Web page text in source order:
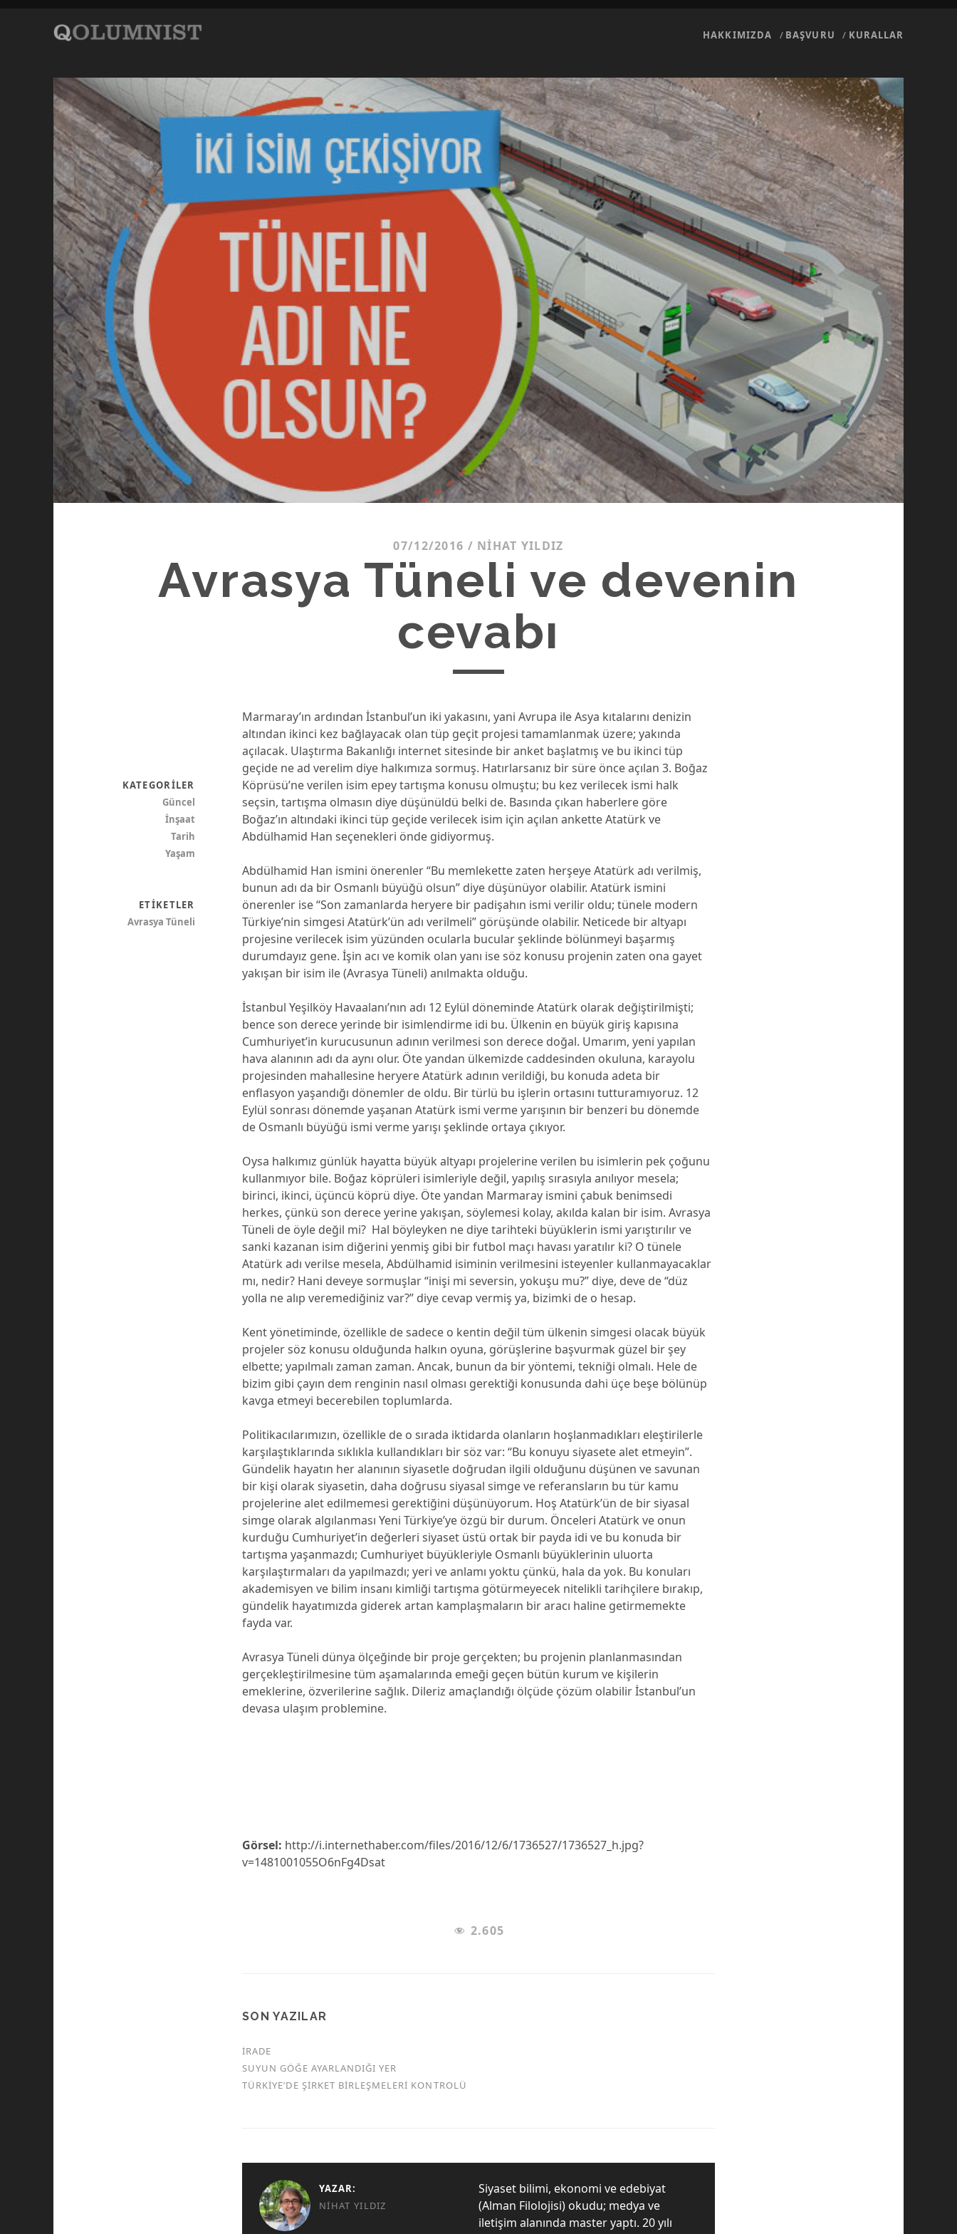
HAKKIMIZDA BAŞVURU KURALLAR
07/12/2016 / NIHAT YILDIZ
Avrasya Tüneli ve devenin
cevabı
Marmaray’ın ardından İstanbul’un iki yakasını, yani Avrupa ile Asya kıtalarını denizin
altından ikinci kez bağlayacak olan tüp geçit projesi tamamlanmak üzere; yakında
açılacak. Ulaştırma Bakanlığı internet sitesinde bir anket başlatmış ve bu ikinci tüp
geçide ne ad verelim diye halkımıza sormuş. Hatırlarsanız bir süre önce açılan 3. Boğaz
Köprüsü’ne verilen isim epey tartışma konusu olmuştu; bu kez verilecek ismi halk
seçsin, tartışma olmasın diye düşünüldü belki de. Basında çıkan haberlere göre
Boğaz’ın altındaki ikinci tüp geçide verilecek isim için açılan ankette Atatürk ve
Abdülhamid Han seçenekleri önde gidiyormuş.
Abdülhamid Han ismini önerenler “Bu memlekette zaten herşeye Atatürk adı verilmiş,
bunun adı da bir Osmanlı büyüğü olsun” diye düşünüyor olabilir. Atatürk ismini
önerenler ise “Son zamanlarda heryere bir padişahın ismi verilir oldu; tünele modern
Türkiye’nin simgesi Atatürk’ün adı verilmeli” görüşünde olabilir. Neticede bir altyapı
projesine verilecek isim yüzünden ocularla bucular şeklinde bölünmeyi başarmış
durumdayız gene. İşin acı ve komik olan yanı ise söz konusu projenin zaten ona gayet
yakışan bir isim ile (Avrasya Tüneli) anılmakta olduğu.
İstanbul Yeşilköy Havaalanı’nın adı 12 Eylül döneminde Atatürk olarak değiştirilmişti;
bence son derece yerinde bir isimlendirme idi bu. Ülkenin en büyük giriş kapısına
Cumhuriyet’in kurucusunun adının verilmesi son derece doğal. Umarım, yeni yapılan
hava alanının adı da aynı olur. Öte yandan ülkemizde caddesinden okuluna, karayolu
projesinden mahallesine heryere Atatürk adının verildiği, bu konuda adeta bir
enflasyon yaşandığı dönemler de oldu. Bir türlü bu işlerin ortasını tutturamıyoruz. 12
Eylül sonrası dönemde yaşanan Atatürk ismi verme yarışının bir benzeri bu dönemde
de Osmanlı büyüğü ismi verme yarışı şeklinde ortaya çıkıyor.
Oysa halkımız günlük hayatta büyük altyapı projelerine verilen bu isimlerin pek çoğunu
kullanmıyor bile. Boğaz köprüleri isimleriyle değil, yapılış sırasıyla anılıyor mesela;
birinci, ikinci, üçüncü köprü diye. Öte yandan Marmaray ismini çabuk benimsedi
herkes, çünkü son derece yerine yakışan, söylemesi kolay, akılda kalan bir isim. Avrasya
Tüneli de öyle değil mi? Hal böyleyken ne diye tarihteki büyüklerin ismi yarıştırılır ve
sanki kazanan isim diğerini yenmiş gibi bir futbol maçı havası yaratılır ki? O tünele
Atatürk adı verilse mesela, Abdülhamid isiminin verilmesini isteyenler kullanmayacaklar
mı, nedir? Hani deveye sormuşlar “inişi mi seversin, yokuşu mu?” diye, deve de “düz
yolla ne alıp veremediğiniz var?” diye cevap vermiş ya, bizimki de o hesap.
Kent yönetiminde, özellikle de sadece o kentin değil tüm ülkenin simgesi olacak büyük
projeler söz konusu olduğunda halkın oyuna, görüşlerine başvurmak güzel bir şey
elbette; yapılmalı zaman zaman. Ancak, bunun da bir yöntemi, tekniği olmalı. Hele de
bizim gibi çayın dem renginin nasıl olması gerektiği konusunda dahi üçe beşe bölünüp
kavga etmeyi becerebilen toplumlarda.
Politikacılarımızın, özellikle de o sırada iktidarda olanların hoşlanmadıkları eleştirilerle
karşılaştıklarında sıklıkla kullandıkları bir söz var: “Bu konuyu siyasete alet etmeyin”.
Gündelik hayatın her alanının siyasetle doğrudan ilgili olduğunu düşünen ve savunan
bir kişi olarak siyasetin, daha doğrusu siyasal simge ve referansların bu tür kamu
projelerine alet edilmemesi gerektiğini düşünüyorum. Hoş Atatürk’ün de bir siyasal
simge olarak algılanması Yeni Türkiye’ye özgü bir durum. Önceleri Atatürk ve onun
kurduğu Cumhuriyet’in değerleri siyaset üstü ortak bir payda idi ve bu konuda bir
tartışma yaşanmazdı; Cumhuriyet büyükleriyle Osmanlı büyüklerinin uluorta
karşılaştırmaları da yapılmazdı; yeri ve anlamı yoktu çünkü, hala da yok. Bu konuları
akademisyen ve bilim insanı kimliği tartışma götürmeyecek nitelikli tarihçilere bırakıp,
gündelik hayatımızda giderek artan kamplaşmaların bir aracı haline getirmemekte
fayda var.
Avrasya Tüneli dünya ölçeğinde bir proje gerçekten; bu projenin planlanmasından
gerçekleştirilmesine tüm aşamalarında emeği geçen bütün kurum ve kişilerin
emeklerine, özverilerine sağlık. Dileriz amaçlandığı ölçüde çözüm olabilir İstanbul’un
devasa ulaşım problemine.
Görsel: http://i.internethaber.com/files/2016/12/6/1736527/1736527_h.jpg?
v=1481001055O6nFg4Dsat
2.605
SON YAZILAR
İRADE
SUYUN GÖĞE AYARLANDIĞI YER
TÜRKİYE’DE ŞİRKET BİRLEŞMELERİ KONTROLÜ
KATEGORILER
Güncel
İnşaat
Tarih
Yaşam
ETIKETLER
Avrasya Tüneli
YAZAR:
NIHAT YILDIZ
Siyaset bilimi, ekonomi ve edebiyat
(Alman Filolojisi) okudu; medya ve
iletişim alanında master yaptı. 20 yılı